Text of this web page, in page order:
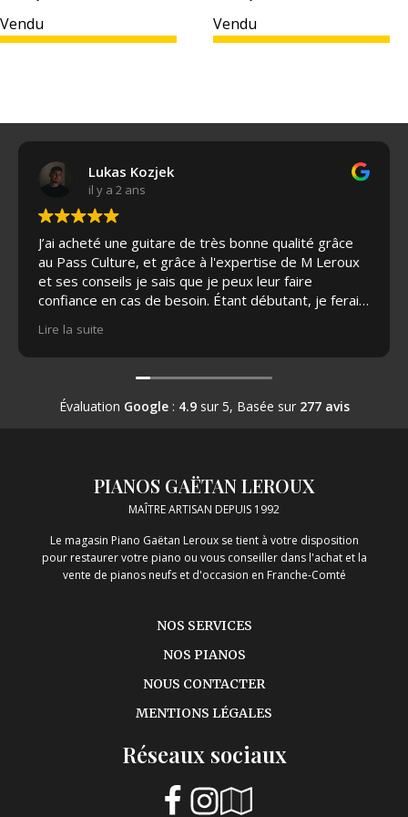
prix
initial
actuel
Vendu
prix
initial
actuel
Vendu
Lukas Kozjek
il y a 2 ans
J’ai acheté une guitare de très bonne qualité grâce
au Pass Culture, et grâce à l'expertise de M Leroux
et ses conseils je sais que je peux leur faire
confiance en cas de besoin. Étant débutant, je ferai
par la suite si nécessaire et je recommande à tous
les passionnés de guitare. J’ai même eu le droit à
une grosse réduction de leur part sur la housse de
protection, c’était adorable.
Lire la suite
Évaluation Google: 4.9sur 5, Basée sur 277 avis
PIANOS GAËTAN LEROUX
MAÎTRE ARTISAN DEPUIS 1992
Le magasin Piano Gaëtan Leroux se tient à votre disposition
pour restaurer votre piano ou vous conseiller dans l'achat et la
vente de pianos neufs et d'occasion en Franche-Comté
NOS SERVICES
NOS PIANOS
NOUS CONTACTER
MENTIONS LÉGALES
Réseaux sociaux